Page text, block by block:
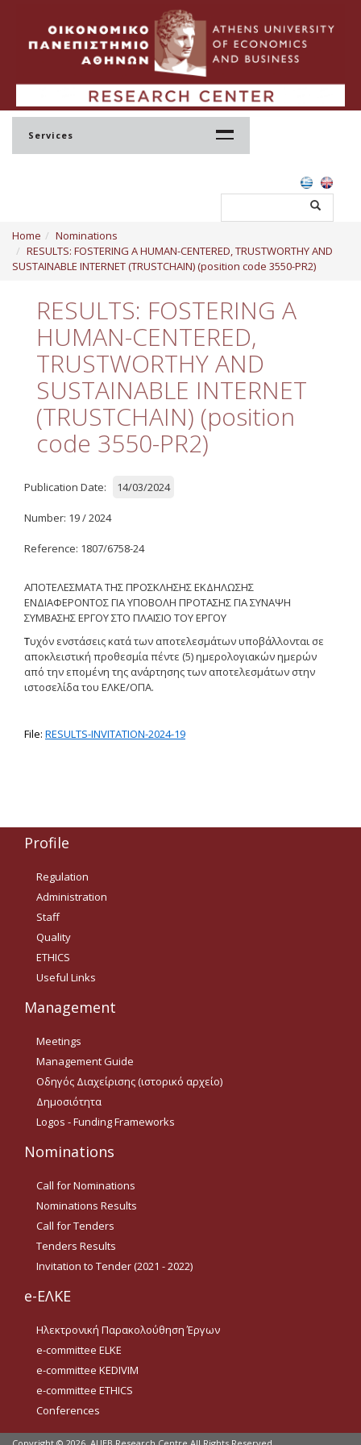
Services
Profile
Regulation
Administration
Quality
ETHICS
Useful Links
Management
Meetings
Management Guide
(ιστορικό αρχείο)
Δημοσιότητα
Logos - Funding
Frameworks
Δημοσιότητα Έργων
Καινοτομία
Δημοσιότητα ΕΛ.ΙΔ.Ε.Κ.
ΕΛ.ΙΔ.Ε.Κ. Μεταδιδάκτορες
Guidelines
ειδών/παροχή υπηρεσιών
με βάση τον Ν.4957/2022
Οδηγίες με βάση τον
Guidelines Archive
Documents
News
Nominations
Call for Nominations
Nominations Results
Call for Tenders
Home
Nominations
RESULTS: FOSTERING A HUMAN-CENTERED, TRUSTWORTHY AND
SUSTAINABLE INTERNET (TRUSTCHAIN) (position code 3550-PR2)
RESULTS: FOSTERING A
HUMAN-CENTERED,
TRUSTWORTHY AND
SUSTAINABLE INTERNET
(TRUSTCHAIN) (position
code 3550-PR2)
Publication Date: 14/03/2024
Number: 19 / 2024
Reference: 1807/6758-24
ΑΠΟΤΕΛΕΣΜΑΤΑ ΤΗΣ ΠΡΟΣΚΛΗΣΗΣ ΕΚΔΗΛΩΣΗΣ
ΕΝΔΙΑΦΕΡΟΝΤΟΣ ΓΙΑ ΥΠΟΒΟΛΗ ΠΡΟΤΑΣΗΣ ΓΙΑ ΣΥΝΑΨΗ
ΣΥΜΒΑΣΗΣ ΕΡΓΟΥΣΤΟ ΠΛΑΙΣΙΟ ΤΟΥΕΡΓΟΥ
Τυχόν ενστάσεις κατά των αποτελεσμάτων υποβάλλονται σε
αποκλειστική προθεσμία πέντε (5) ημερολογιακών ημερών
από την επομένη της ανάρτησης των αποτελεσμάτων στην
ιστοσελίδα του ΕΛΚΕ/ΟΠΑ.
File: RESULTS-INVITATION-2024-19
Profile
Regulation
Administration
Staff
Quality
ETHICS
Useful Links
Management
Meetings
Management Guide
Οδηγός Διαχείρισης (ιστορικό αρχείο)
Δημοσιότητα
Logos - Funding Frameworks
Nominations
Call for Nominations
Nominations Results
Call for Tenders
Tenders Results
Invitation to Tender (2021 - 2022)
e-ΕΛΚΕ
Ηλεκτρονική Παρακολούθηση Έργων
e-committee ELKE
e-committee KEDIVIM
e-committee ETHICS
Conferences